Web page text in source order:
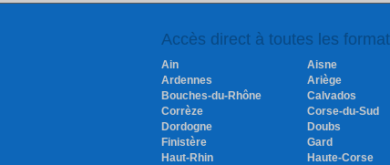
Accès direct à toutes les
Ain Aisne
Ardennes
Ariège
Bouches-du-Rhône
Calvados
Corrèze
Corse-du-Sud
Dordogne
Doubs
Finistère
Gard
Haut-Rhin
Haute-Corse